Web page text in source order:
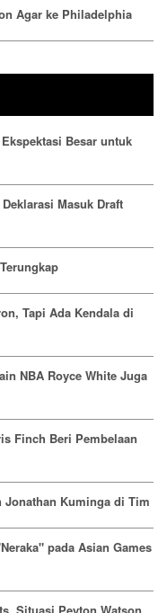
Agar ke Philadelphia
Besar untuk
Masuk Draft
Tapi Ada Kendala di
NBA Royce White Juga
Finch Beri Pembelaan
Jonathan Kuminga di Tim
pada Asian Games
Situasi Peyton Watson